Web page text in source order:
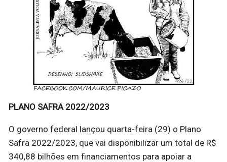
PLANO SAFRA 2022/2023
O governo federal lançou quarta-feira (29) o Plano
Safra 2022/2023, que vai disponibilizar um total de R$
340,88 bilhões em financiamentos para apoiar a